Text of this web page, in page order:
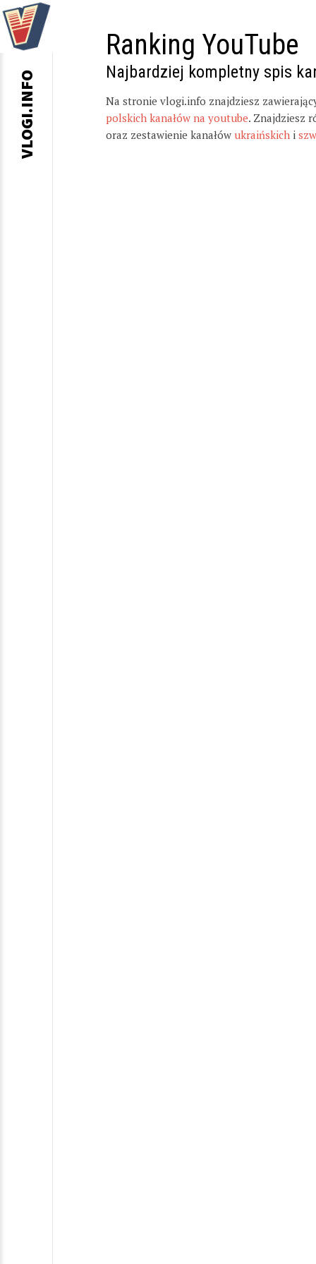
Ranking YouTube
Najbardziej kompletny spis
Na stronie vlogi.info znajdziesz
polskich kanałów na youtube. Znajdziesz
oraz zestawienie kanałów ukraińskich i
VLOGI.INFO